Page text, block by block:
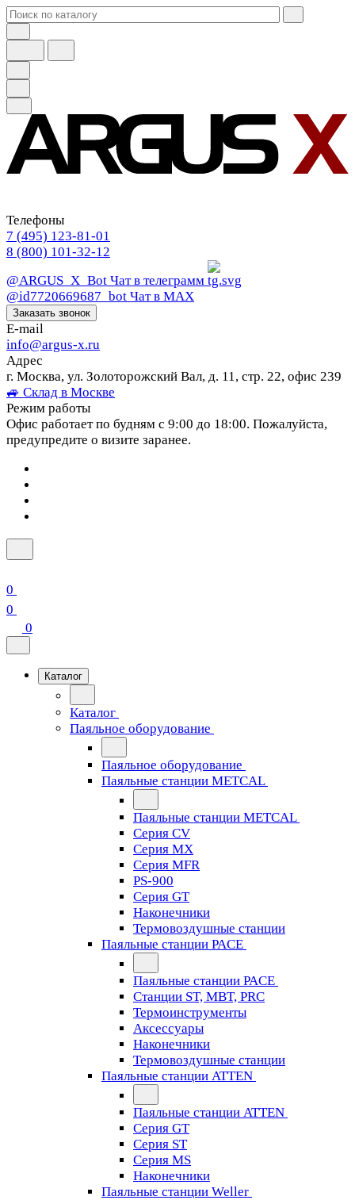
Телефоны
7 (495) 123-81-01
8 (800) 101-32-12
@ARGUS_X_Bot Чат в телеграмм
@id7720669687_bot Чат в МАХ
Заказать звонок
E-mail
info@argus-x.ru
Адрес
г. Москва, ул. Золоторожский Вал, д. 11, стр. 22, офис 239
🚙 Склад в Москве
Режим работы
Офис работает по будням с 9:00 до 18:00. Пожалуйста,
предупредите о визите заранее.
0
0
0
Каталог
Каталог
Паяльное оборудование
Паяльное оборудование
Паяльные станции METCAL
Паяльные станции METCAL
Серия CV
Серия MX
Серия MFR
PS-900
Серия GT
Наконечники
Термовоздушные станции
Паяльные станции PACE
Паяльные станции PACE
Станции ST, MBT, PRC
Термоинструменты
Аксессуары
Наконечники
Термовоздушные станции
Паяльные станции ATTEN
Паяльные станции ATTEN
Серия GT
Серия ST
Серия MS
Наконечники
Паяльные станции Weller